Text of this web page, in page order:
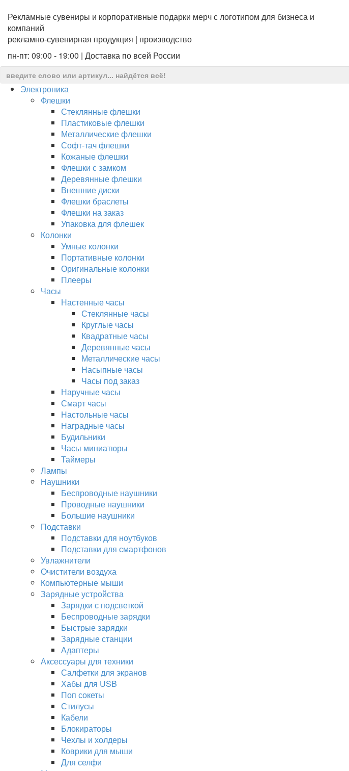
Рекламные сувениры и корпоративные подарки мерч с логотипом для бизнеса и
компаний
рекламно-сувенирная продукция | производство
пн-пт: 09:00 - 19:00 | Доставка по всей России
Электроника
Флешки
Стеклянные флешки
Пластиковые флешки
Металлические флешки
Софт-тач флешки
Кожаные флешки
Флешки с замком
Деревянные флешки
Внешние диски
Флешки браслеты
Флешки на заказ
Упаковка для флешек
Колонки
Умные колонки
Портативные колонки
Оригинальные колонки
Плееры
Часы
Настенные часы
Стеклянные часы
Круглые часы
Квадратные часы
Деревянные часы
Металлические часы
Насыпные часы
Часы под заказ
Наручные часы
Смарт часы
Настольные часы
Наградные часы
Будильники
Часы миниатюры
Таймеры
Лампы
Наушники
Беспроводные наушники
Проводные наушники
Большие наушники
Подставки
Подставки для ноутбуков
Подставки для смартфонов
Увлажнители
Очистители воздуха
Компьютерные мыши
Зарядные устройства
Зарядки с подсветкой
Беспроводные зарядки
Быстрые зарядки
Зарядные станции
Адаптеры
Аксессуары для техники
Салфетки для экранов
Хабы для USB
Поп сокеты
Стилусы
Кабели
Блокираторы
Чехлы и холдеры
Коврики для мыши
Для селфи